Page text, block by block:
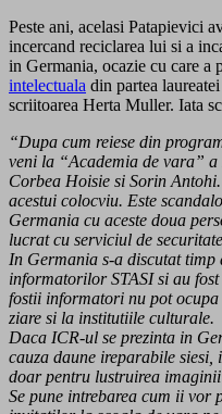
Peste ani, acelasi Patapievici
incercand reciclarea lui si a
in Germania, ocazie cu care a
intelectuala din partea
scriitoarea Herta Muller. Iata
“Dupa cum reiese din
veni la “Academia de vara”
Corbea Hoisie si Sorin
acestui colocviu. Este
Germania cu aceste doua
lucrat cu serviciul de
In Germania s-a discutat
informatorilor STASI si au
fostii informatori nu pot
ziare si la institutiile culturale.
Daca ICR-ul se prezinta in
cauza daune ireparabile
doar pentru lustruirea
Se pune intrebarea cum ii vor